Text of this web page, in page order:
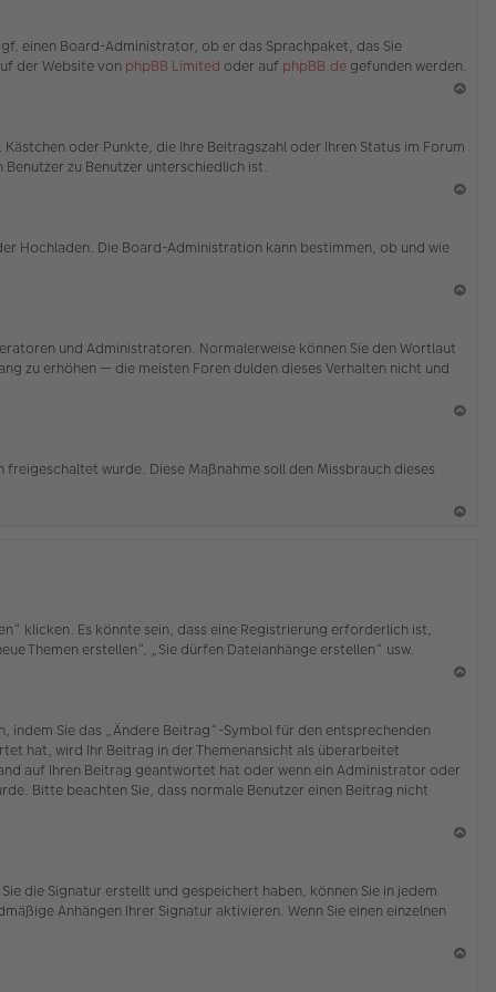
o
b
einen Board-Administrator, ob er das Sprachpaket, das Sie
der Website von phpBB Limited oder auf phpBB.de gefunden werden.
h
b
oder Punkte, die Ihre Beitragszahl oder Ihren Status im Forum
zu Benutzer unterschiedlich ist.
b
Hochladen. Die Board-Administration kann bestimmen, ob und wie
h
en
und Administratoren. Normalerweise können Sie den Wortlaut
zu erhöhen — die meisten Foren dulden dieses Verhalten nicht und
b
wurde. Diese Maßnahme soll den Missbrauch dieses
klicken. Es könnte sein, dass eine Registrierung erforderlich ist,
Themen erstellen“, „Sie dürfen Dateianhänge erstellen“ usw.
b
Sie das „Ändere Beitrag“-Symbol für den entsprechenden
hat, wird Ihr Beitrag in der Themenansicht als überarbeitet
auf Ihren Beitrag geantwortet hat oder wenn ein Administrator oder
Bitte beachten Sie, dass normale Benutzer einen Beitrag nicht
en
die Signatur erstellt und gespeichert haben, können Sie in jedem
Anhängen Ihrer Signatur aktivieren. Wenn Sie einen einzelnen